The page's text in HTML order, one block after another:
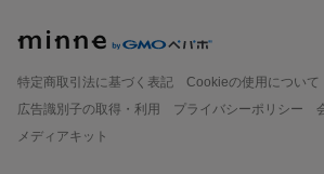
特定商取引法に基づく表記
Cookieの使用について
広告識別子の取得・利用
プライバシーポリシー
メディアキット